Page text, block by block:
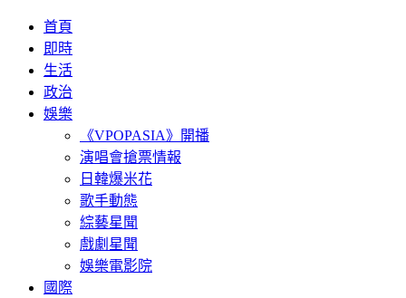
首頁
即時
生活
政治
娛樂
《VPOPASIA》開播
演唱會搶票情報
日韓爆米花
歌手動態
綜藝星聞
戲劇星聞
娛樂電影院
國際